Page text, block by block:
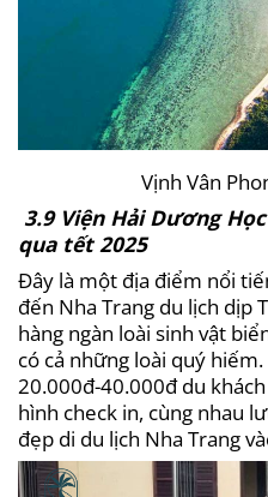
Vịnh Vân
3.9 Viện Hải Dương
qua tết 2025
Đây là một địa điểm nổi
đến Nha Trang du lịch dịp
hàng ngàn loài sinh vật
có cả những loài quý
20.000đ-40.000đ du
hình check in, cùng nhau
đẹp di du lịch Nha Trang